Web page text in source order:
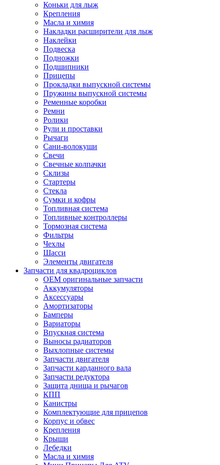
Коньки для лыж
Крепления
Масла и химия
Накладки расширители для лыж
Наклейки
Подвеска
Подножки
Подшипники
Прицепы
Прокладки выпускной системы
Пружины выпускной системы
Ременные коробки
Ремни
Ролики
Рули и проставки
Рычаги
Сани-волокуши
Свечи
Свечные колпачки
Склизы
Стартеры
Стекла
Сумки и кофры
Топливная система
Топливные контроллеры
Тормозная система
Фильтры
Чехлы
Шасси
Элементы двигателя
Запчасти для квадроциклов
OEM оригинальные запчасти
Аккумуляторы
Аксессуары
Амортизаторы
Бамперы
Вариаторы
Впускная система
Выносы радиаторов
Выхлопные системы
Запчасти двигателя
Запчасти карданного вала
Запчасти редуктора
Защита днища и рычагов
КПП
Канистры
Комплектующие для прицепов
Корпус и обвес
Крепления
Крыши
Лебедки
Масла и химия